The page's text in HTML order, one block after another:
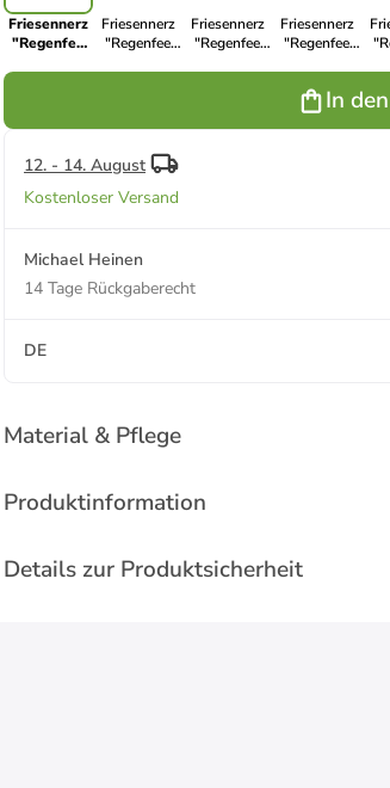
Friesennerz
"Regenfee
Friesennerz
"Regenfee
Friesennerz
"Regenfee
Friesennerz
"Regenfee
In
12. - 14. August
Kostenloser Versand
Michael Heinen
14 Tage Rückgaberecht
DE
Material & Pflege
Produktinformation
Details zur Produktsicherheit